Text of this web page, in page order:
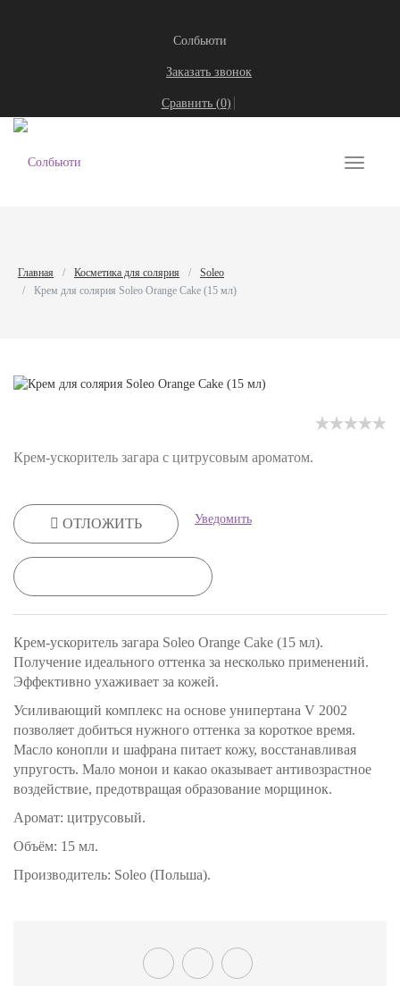
Солбьюти
Заказать звонок
Сравнить (0)
Toggle
Главная Косметика для солярия
Soleo
Крем для солярия Soleo Orange Cake (15 мл)
Крем-ускоритель загара с цитрусовым ароматом.
ОТЛОЖИТЬ Уведомить
Крем-ускоритель загара Soleo Orange Cake (15 мл).
Получение идеального оттенка за несколько применений.
Эффективно ухаживает за кожей.
Усиливающий комплекс на основе унипертана V 2002
позволяет добиться нужного оттенка за короткое время.
Масло конопли и шафрана питает кожу, восстанавливая
упругость. Мало монои и какао оказывает антивозрастное
воздействие, предотвращая образование морщинок.
Аромат: цитрусовый.
Объём: 15 мл.
Производитель: Soleo (Польша).